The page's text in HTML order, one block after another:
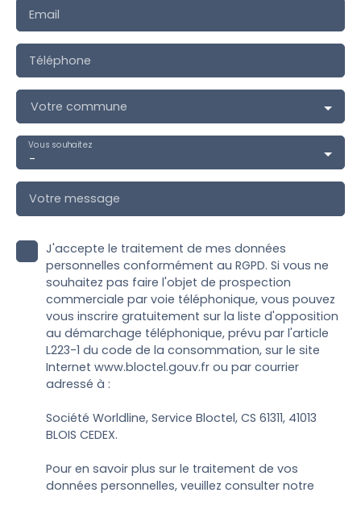
Email
Téléphone
Votre commune
-
Vous souhaitez
Votre message
J'accepte le traitement de mes données
personnelles conformément au RGPD. Si vous ne
souhaitez pas faire l'objet de prospection
commerciale par voie téléphonique, vous pouvez
vous inscrire gratuitement sur la liste d'opposition
au démarchage téléphonique, prévu par l'article
L223-1 du code de la consommation, sur le site
Internet www.bloctel.gouv.fr ou par courrier
adressé à :
Société Worldline, Service Bloctel, CS 61311, 41013
BLOIS CEDEX.
Pour en savoir plus sur le traitement de vos
données personnelles, veuillez consulter notre